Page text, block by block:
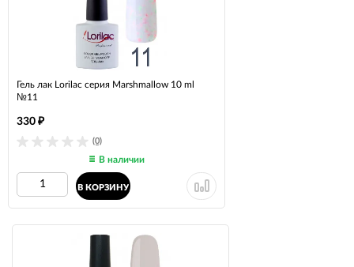
Гель лак Lorilac серия Marshmallow 10 ml
№11
(0)
330 ₽
В наличии
В КОРЗИНУ